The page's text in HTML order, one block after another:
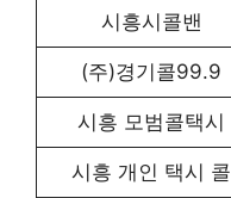
시흥시콜밴
(주)경기콜99.9
시흥 모범콜택시
시흥 개인 택시 콜